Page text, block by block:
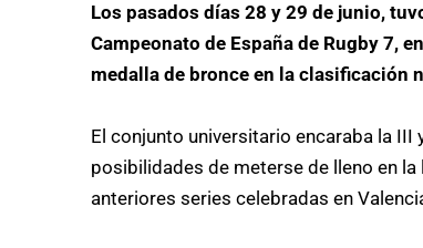
Los pasados días 28 y 29 de junio,
Campeonato de España de Rugby 7,
medalla de bronce en la clasificación
El conjunto universitario encaraba la III
posibilidades de meterse de lleno en
anteriores series celebradas en